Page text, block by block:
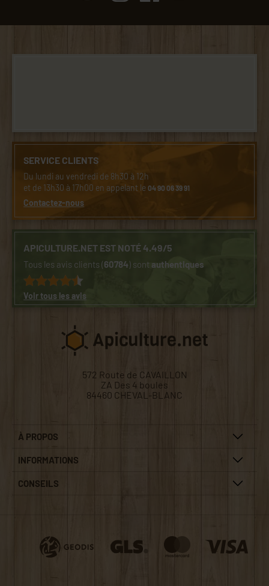
SERVICE CLIENTS
Du lundi au vendredi de 8h30 à 12h
et de 13h30 à 17h00 en appelant le04 90 06 39 91
Contactez-nous
APICULTURE.NET EST NOTÉ 4.49/5
Tous les avis clients (60784) sontauthentiques
Voir tous les avis
572 Route de CAVAILLON
ZA Des 4 boules
84460 CHEVAL-BLANC
À PROPOS
INFORMATIONS
CONSEILS